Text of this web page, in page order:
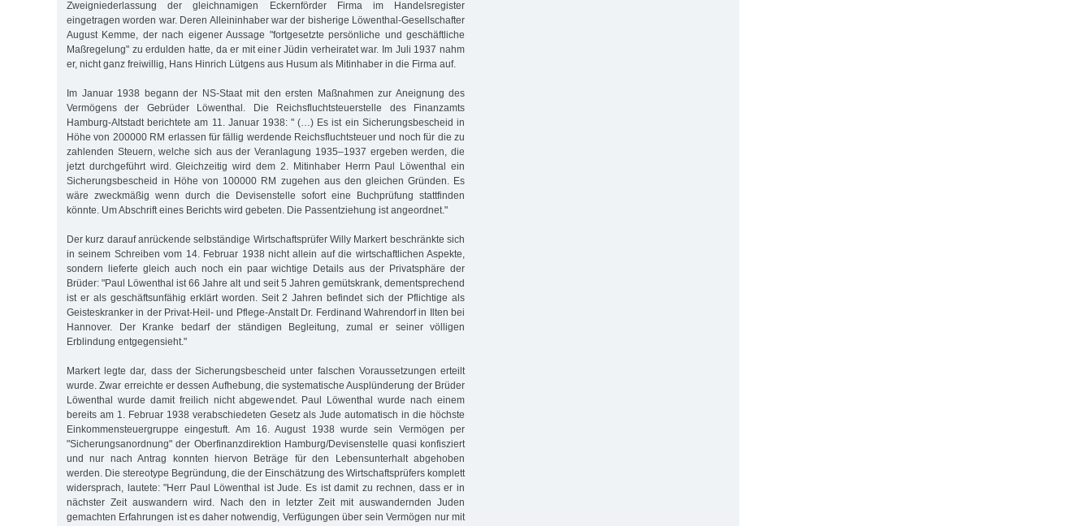
Zweigniederlassung der gleichnamigen Eckernförder Firma im Handelsregister
eingetragen worden war. Deren Alleininhaber war der bisherige Löwenthal-Gesellschafter
August Kemme, der nach eigener Aussage "fortgesetzte persönliche und geschäftliche
Maßregelung" zu erdulden hatte, da er mit einer Jüdin verheiratet war. Im Juli 1937 nahm
er, nicht ganz freiwillig, Hans Hinrich Lütgens aus Husum als Mitinhaber in die Firma auf.
Im Januar 1938 begann der NS-Staat mit den ersten Maßnahmen zur Aneignung des
Vermögens der Gebrüder Löwenthal. Die Reichsfluchtsteuerstelle des Finanzamts
Hamburg-Altstadt berichtete am 11. Januar 1938: " (…) Es ist ein Sicherungsbescheid in
Höhe von 200000 RM erlassen für fällig werdende Reichsfluchtsteuer und noch für die zu
zahlenden Steuern, welche sich aus der Veranlagung 1935–1937 ergeben werden, die
jetzt durchgeführt wird. Gleichzeitig wird dem 2. Mitinhaber Herrn Paul Löwenthal ein
Sicherungsbescheid in Höhe von 100000 RM zugehen aus den gleichen Gründen. Es
wäre zweckmäßig wenn durch die Devisenstelle sofort eine Buchprüfung stattfinden
könnte. Um Abschrift eines Berichts wird gebeten. Die Passentziehung ist angeordnet."
Der kurz darauf anrückende selbständige Wirtschaftsprüfer Willy Markert beschränkte sich
in seinem Schreiben vom 14. Februar 1938 nicht allein auf die wirtschaftlichen Aspekte,
sondern lieferte gleich auch noch ein paar wichtige Details aus der Privatsphäre der
Brüder: "Paul Löwenthal ist 66 Jahre alt und seit 5 Jahren gemütskrank, dementsprechend
ist er als geschäftsunfähig erklärt worden. Seit 2 Jahren befindet sich der Pflichtige als
Geisteskranker in der Privat-Heil- und Pflege-Anstalt Dr. Ferdinand Wahrendorf in Ilten bei
Hannover. Der Kranke bedarf der ständigen Begleitung, zumal er seiner völligen
Erblindung entgegensieht."
Markert legte dar, dass der Sicherungsbescheid unter falschen Voraussetzungen erteilt
wurde. Zwar erreichte er dessen Aufhebung, die systematische Ausplünderung der Brüder
Löwenthal wurde damit freilich nicht abgewendet. Paul Löwenthal wurde nach einem
bereits am 1. Februar 1938 verabschiedeten Gesetz als Jude automatisch in die höchste
Einkommensteuergruppe eingestuft. Am 16. August 1938 wurde sein Vermögen per
"Sicherungsanordnung" der Oberfinanzdirektion Hamburg/Devisenstelle quasi konfisziert
und nur nach Antrag konnten hiervon Beträge für den Lebensunterhalt abgehoben
werden. Die stereotype Begründung, die der Einschätzung des Wirtschaftsprüfers komplett
widersprach, lautete: "Herr Paul Löwenthal ist Jude. Es ist damit zu rechnen, dass er in
nächster Zeit auswandern wird. Nach den in letzter Zeit mit auswandernden Juden
gemachten Erfahrungen ist es daher notwendig, Verfügungen über sein Vermögen nur mit